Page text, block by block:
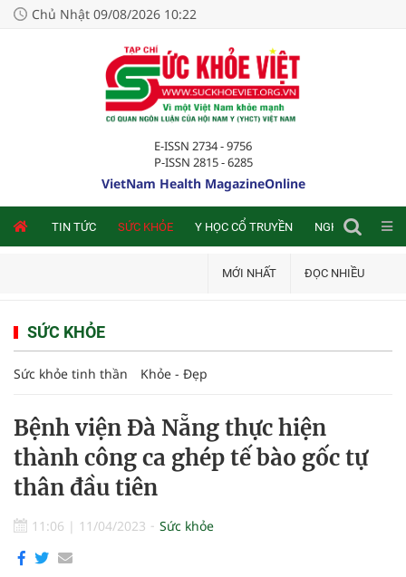
Chủ Nhật 09/08/2026 10:22
E-ISSN 2734 - 9756
P-ISSN 2815 - 6285
VietNam Health MagazineOnline
TIN TỨC SỨC KHỎE Y HỌC CỔ TRUYỀN NGHIÊN CỨU
MỚI NHẤT ĐỌC NHIỀU
SỨC KHỎE
Sức khỏe tinh thần Khỏe - Đẹp
Bệnh viện Đà Nẵng thực hiện
thành công ca ghép tế bào gốc tự
thân đầu tiên
11:06 | 11/04/2023 Sức khỏe